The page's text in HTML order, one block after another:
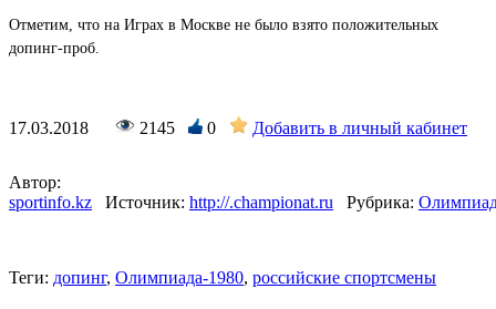
Отметим, что на Играх в Москве не было взято положительных
допинг-проб.
17.03.2018 2145 0 Добавить в личный кабинет
Автор:
sportinfo.kz
Источник: http://.championat.ru Рубрика:
Теги: допинг, Олимпиада-1980, российские спортсмены